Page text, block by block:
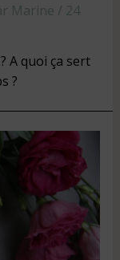
Marine / 24
A quoi ça sert
?